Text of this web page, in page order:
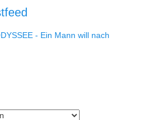
- Ein Mann will nach